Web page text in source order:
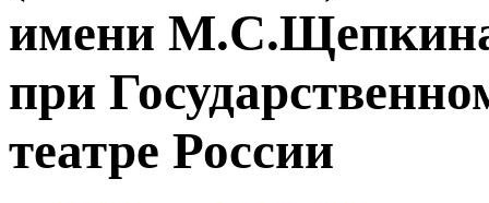
имени
при
театре России